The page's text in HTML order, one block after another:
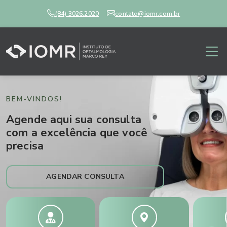
(84) 3026.2020 contato@iomr.com.br
BEM-VINDOS!
Agende aqui sua consulta
com a excelência que você
precisa
AGENDAR CONSULTA